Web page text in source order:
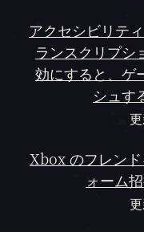
アクセシビリテ
ランスクリプシ
効にすると、ゲ
シュす
Xbox のフレン
ォーム